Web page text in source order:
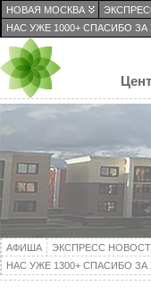
НОВАЯ МОСКВА
НАС УЖЕ 1000+ СПАСИБО ЗА
АФИША ЭКСПРЕСС
НАС УЖЕ 1300+ СПАСИБО ЗА